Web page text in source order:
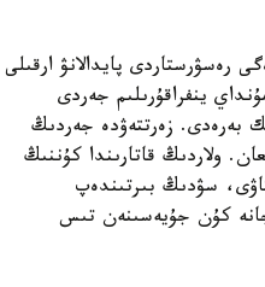
رەسۋرستاردى پايدالانۋ ارقىلى
ينفراقۇرىلىم جەردى
بەرەدى. زەرتتەۋدە جەردىڭ
ولاردىڭ قاتارىندا كۇننىڭ
سۋدىڭ بىرتىندەپ
كۇن جۇيەسىنەن تىس